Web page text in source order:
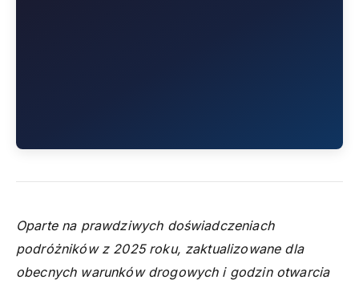
Oparte na prawdziwych doświadczeniach
podróżników z 2025 roku, zaktualizowane dla
obecnych warunków drogowych i godzin otwarcia